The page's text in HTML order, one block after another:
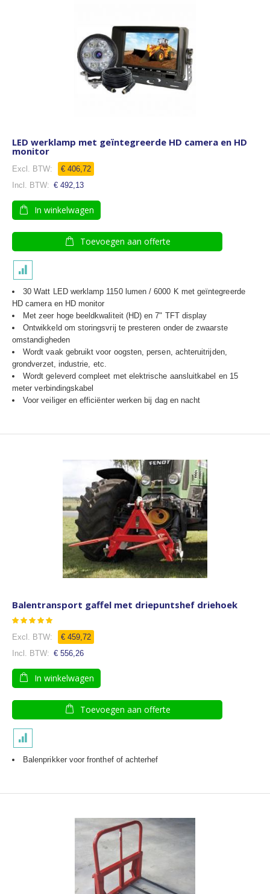
LED werklamp met geïntegreerde HD camera en HD
monitor
€ 406,72
Speciale
€ 492,13
In winkelwagen
Toevoegen aan offerte
30 Watt LED werklamp 1150 lumen / 6000 K met geïntegreerde
HD camera en HD monitor
Met zeer hoge beeldkwaliteit (HD) en 7" TFT display
Ontwikkeld om storingsvrij te presteren onder de zwaarste
omstandigheden
Wordt vaak gebruikt voor oogsten, persen, achteruitrijden,
grondverzet, industrie, etc.
Wordt geleverd compleet met elektrische aansluitkabel en 15
meter verbindingskabel
Voor veiliger en efficiënter werken bij dag en nacht
Balentransport gaffel met driepuntshef driehoek
Waardering:
93
100
€ 459,72
€ 556,26
In winkelwagen
Toevoegen aan offerte
Balenprikker voor fronthef of achterhef